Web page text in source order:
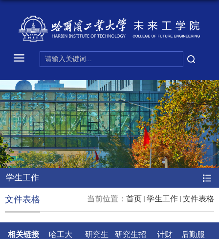
学生工作
当前位置： 首页 学生工作 文件表格
文件表格
相关链接 哈工大 研究生 研究生招 计财 后勤服